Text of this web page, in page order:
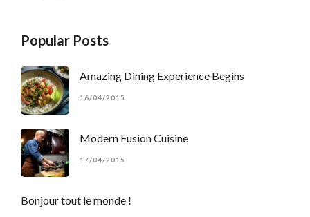
Popular Posts
Amazing Dining Experience Begins
16/04/2015
Modern Fusion Cuisine
17/04/2015
Bonjour tout le monde !